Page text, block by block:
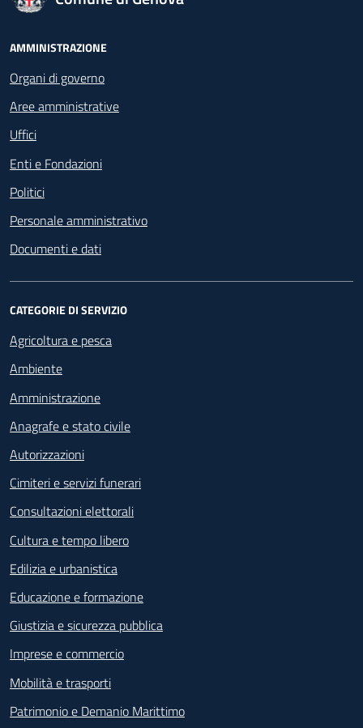
Footer - Navigazione
AMMINISTRAZIONE
Organi di governo
Aree amministrative
Uffici
Enti e Fondazioni
Politici
Personale amministrativo
Documenti e dati
CATEGORIE DI SERVIZIO
Agricoltura e pesca
Ambiente
Amministrazione
Anagrafe e stato civile
Autorizzazioni
Cimiteri e servizi funerari
Consultazioni elettorali
Cultura e tempo libero
Edilizia e urbanistica
Educazione e formazione
Giustizia e sicurezza pubblica
Imprese e commercio
Mobilità e trasporti
Patrimonio e Demanio Marittimo